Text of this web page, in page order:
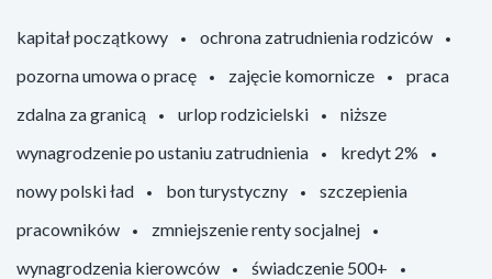
kapitał początkowy
ochrona zatrudnienia rodziców
pozorna umowa o pracę
zajęcie komornicze
praca
zdalna za granicą
urlop rodzicielski
niższe
wynagrodzenie po ustaniu zatrudnienia
kredyt 2%
nowy polski ład
bon turystyczny
szczepienia
pracowników
zmniejszenie renty socjalnej
wynagrodzenia kierowców
świadczenie 500+